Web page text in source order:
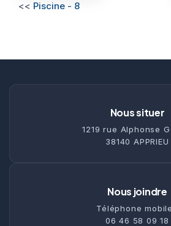
<< Piscine - 8
Nous situer
1219 rue Alphonse
38140 APPRIEU
Nous joindre
Téléphone
06 46 58 09 18